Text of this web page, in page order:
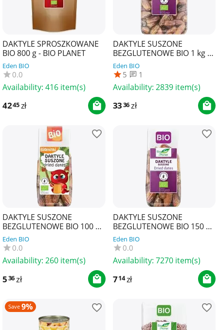
DAKTYLE SPROSZKOWANE
BIO 800 g - BIO PLANET
Eden BIO
0.0
Availability: 416 item(s)
4245zł
DAKTYLE SUSZONE
BEZGLUTENOWE BIO 1 kg -
BIO PLANET
Eden BIO
5 1
Availability: 2839 item(s)
3336zł
DAKTYLE SUSZONE
BEZGLUTENOWE BIO 100 g -
BIOMINKI
Eden BIO
0.0
Availability: 260 item(s)
536 zł
DAKTYLE SUSZONE
BEZGLUTENOWE BIO 150 g -
BIO PLANET
Eden BIO
0.0
Availability: 7270 item(s)
714 zł
Save 9%